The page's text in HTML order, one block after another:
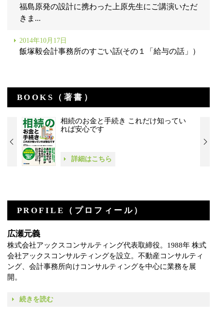
福島原発の設計に携わった上原先生にご講演いただ
きま...
2014年10月17日
飯塚毅会計事務所のすごい話(その１「給与の話」）
BOOKS（著書）
相続のお金と手続き これだけ知ってい
れば安心です
詳細はこちら
PROFILE（プロフィール）
広瀬元義
株式会社アックスコンサルティング代表取締役。1988年 株式
会社アックスコンサルティングを設立。不動産コンサルティ
ング、会計事務所向けコンサルティングを中心に業務を展
開。
続きを読む